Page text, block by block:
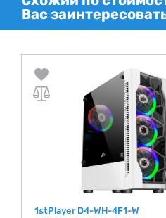
Вас
1stPlayer D4-WH-4F1-W